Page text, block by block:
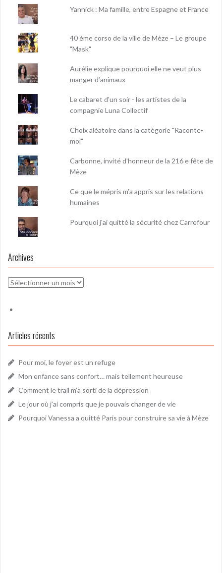
Yannick : Ma famille, entre Espagne et France
40 ème corso de la ville de Mèze – Le groupe
"Mask"
Aurélie explique pourquoi elle ne veut plus
manger d’animaux
Le cabaret d'un soir - les artistes de la
compagnie Luna Collectif
Choix aléatoire dans la catégorie "Raconte-
moi"
Carbonne, invité d'honneur de la 216 e fête de
Mèze
Ce que le mépris m’a appris sur les relations
humaines
Pourquoi j'ai quitté la sécurité chez Carrefour
Archives
Archives
Articles récents
Pour moi, le foyer est un refuge
Mon enfance sans confort… mais tellement heureuse
Comment le trail m’a sorti de la dépression
Le jour où j’ai compris que je pouvais changer de vie
Pourquoi Vanessa a quitté Paris pour construire sa vie à Mèze